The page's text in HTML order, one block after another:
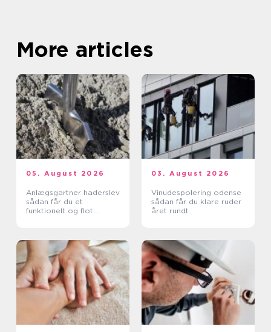
More articles
05. August 2026
Anlægsgartner haderslev
sådan får du et
funktionelt og flot
03. August 2026
Vinudespolering odense
sådan får du klare ruder
året rundt